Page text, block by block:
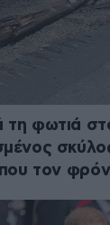
τη φωτιά
τον